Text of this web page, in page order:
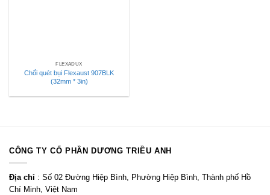
FLEXADUX
Chổi quét bụi Flexaust 907BLK
(32mm * 3in)
CÔNG TY CỔ PHẦN DƯƠNG TRIỀU ANH
Địa chỉ : Số 02 Đường Hiệp Bình, Phường Hiệp Bình, Thành phố Hồ
Chí Minh, Việt Nam